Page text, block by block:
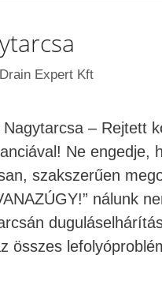
Expert Kft
– Rejtett
Ne engedje,
szakszerűen
nálunk
összes